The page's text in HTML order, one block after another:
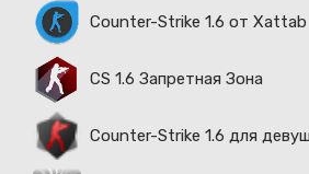
Counter-Strike 1.6 от Xattab
CS 1.6 Запретная Зона